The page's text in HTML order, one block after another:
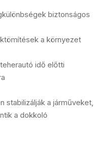
biztonságos
a környezet
idő előtti
stabilizálják a járműveket,
a dokkoló